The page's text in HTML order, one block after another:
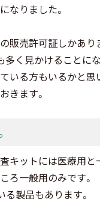
なりました。
販売許可証しかあり
く見かけることに
いる方もいるかと思
きます。
ットには医療用と
ろ一般用のみです。
る製品もあります。